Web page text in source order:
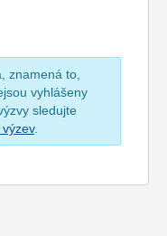
znamená to,
vyhlášeny
sledujte
.